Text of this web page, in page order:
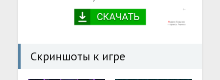
Скриншоты к игре